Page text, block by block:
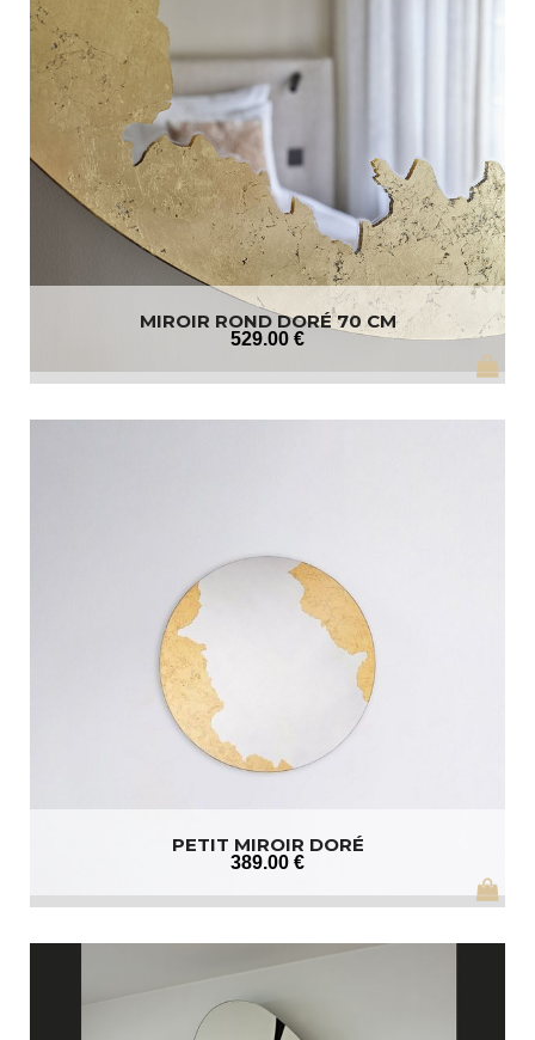
MIROIR ROND DORÉ 70 CM
529.00 €
PETIT MIROIR DORÉ
389.00 €